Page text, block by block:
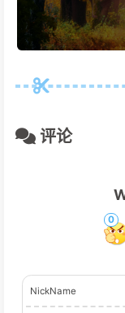
评论
0
NickName